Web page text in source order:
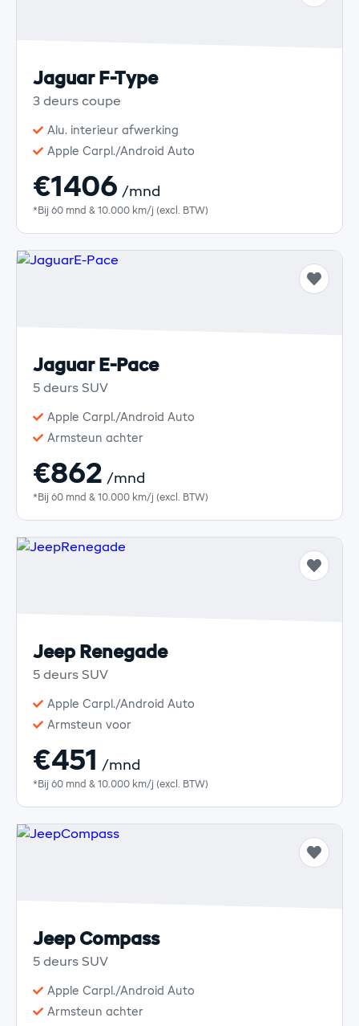
Jaguar F-Type
3 deurs coupe
Alu. interieur afwerking
Apple Carpl./Android Auto
€1406 /mnd
*Bij 60 mnd & 10.000 km/j (excl. BTW)
Jaguar E-Pace
5 deurs SUV
Apple Carpl./Android Auto
Armsteun achter
€862 /mnd
*Bij 60 mnd & 10.000 km/j (excl. BTW)
Jeep Renegade
5 deurs SUV
Apple Carpl./Android Auto
Armsteun voor
€451 /mnd
*Bij 60 mnd & 10.000 km/j (excl. BTW)
Jeep Compass
5 deurs SUV
Apple Carpl./Android Auto
Armsteun achter